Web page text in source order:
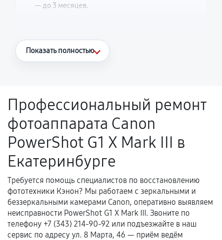
— до 3 месяцев.
Что считается гарантийным случаем
Поломка установленной детали при
нормальной эксплуатации в течение
гарантийного срока.
Несоответствие комплектующей заявленным
техническим характеристикам.
Документы для подтверждения
гарантии
Гарантийный талон.
Показать полностью
Профессиональный ремонт
фотоаппарата Canon
PowerShot G1 X Mark III в
Екатеринбурге
Требуется помощь специалистов по восстановлению
фототехники Кэнон? Мы работаем с зеркальными и
беззеркальными камерами Canon, оперативно выявляем
неисправности PowerShot G1 X Mark III. Звоните по
телефону +7 (343) 214-90-92 или подъезжайте в наш
сервис по адресу ул. 8 Марта, 46 — приём ведём